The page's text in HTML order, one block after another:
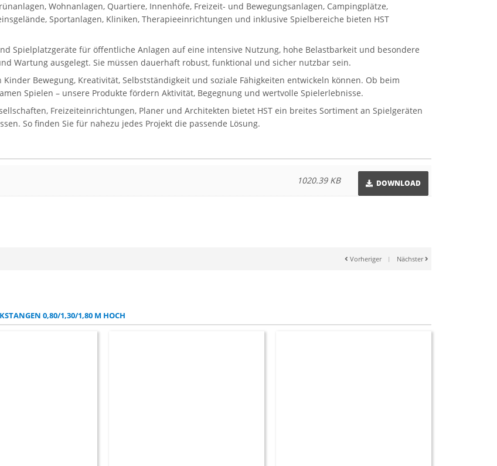
Wohnanlagen, Quartiere, Innenhöfe, Freizeit- und Bewegungsanlagen, Campingplätze,
Sportanlagen, Kliniken, Therapieeinrichtungen und inklusive Spielbereiche bieten HST
Spielplatzgeräte für öffentliche Anlagen auf eine intensive Nutzung, hohe Belastbarkeit und besondere
Wartung ausgelegt. Sie müssen dauerhaft robust, funktional und sicher nutzbar sein.
Bewegung, Kreativität, Selbstständigkeit und soziale Fähigkeiten entwickeln können. Ob beim
Spielen – unsere Produkte fördern Aktivität, Begegnung und wertvolle Spielerlebnisse.
Freizeiteinrichtungen, Planer und Architekten bietet HST ein breites Sortiment an Spielgeräten
So finden Sie für nahezu jedes Projekt die passende Lösung.
DOWNLOAD
1020.39 KB
Vorheriger | Nächster
0,80/1,30/1,80 M HOCH